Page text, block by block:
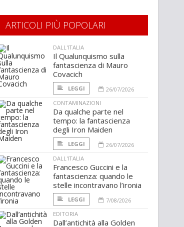
ARTICOLI PIÙ POPOLARI
DALL'ITALIA
Il Qualunquismo sulla
fantascienza di Mauro
Covacich
LEGGI
26/07/2026
CONTAMINAZIONI
Da qualche parte nel
tempo: la fantascienza
degli Iron Maiden
LEGGI
26/07/2026
DALL'ITALIA
Francesco Guccini e la
fantascienza: quando le
stelle incontravano l’ironia
LEGGI
7/08/2026
EDITORIA
Dall’antichità alla Golden